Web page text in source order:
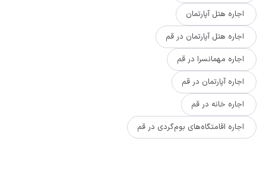
اجاره هتل آپارتمان
اجاره هتل آپارتمان در قم
اجاره مهمانسرا در قم
اجاره آپارتمان در قم
اجاره خانه در قم
اجاره اقامتگاه‌های بوم‌گردی در قم